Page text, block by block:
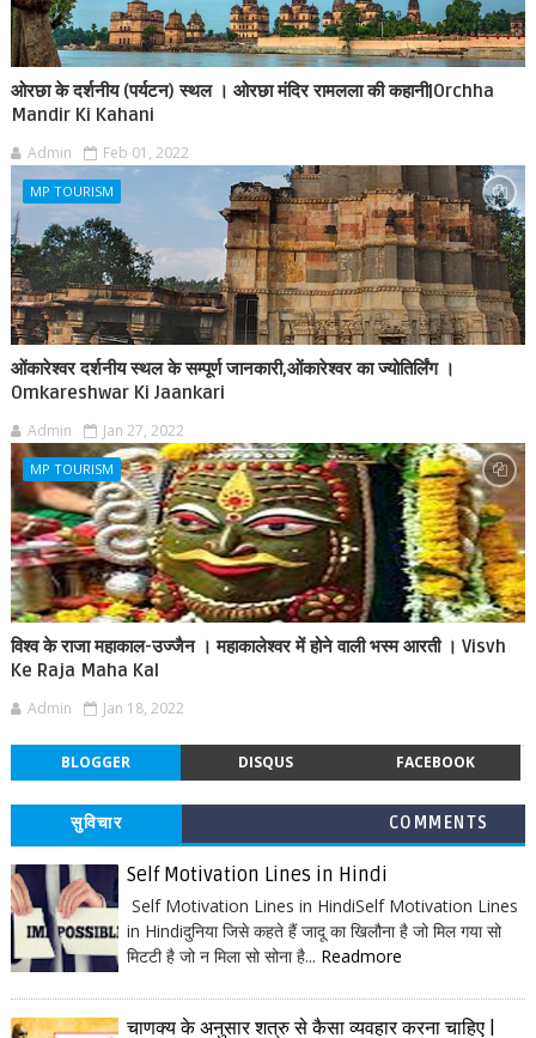
ओरछा के दर्शनीय (पर्यटन) स्थल । ओरछा मंदिर रामलला की कहानी|Orchha
Mandir Ki Kahani
Admin Feb 01, 2022
MP TOURISM
ओंकारेश्वर दर्शनीय स्थल के सम्पूर्ण जानकारी,ओंकारेश्वर का ज्योतिर्लिंग ।
Omkareshwar Ki Jaankari
Admin Jan 27, 2022
MP TOURISM
विश्व के राजा महाकाल-उज्जैन । महाकालेश्वर में होने वाली भस्म आरती । Visvh
Ke Raja Maha Kal
Admin Jan 18, 2022
BLOGGER DISQUS FACEBOOK
सुविचार COMMENTS
Self Motivation Lines in Hindi
Self Motivation Lines in HindiSelf Motivation Lines
in Hindiदुनिया जिसे कहते हैं जादू का खिलौना है जो मिल गया सो
मिटटी है जो न मिला सो सोना है... Readmore
चाणक्य के अनुसार शत्रु से कैसा व्यवहार करना चाहिए |